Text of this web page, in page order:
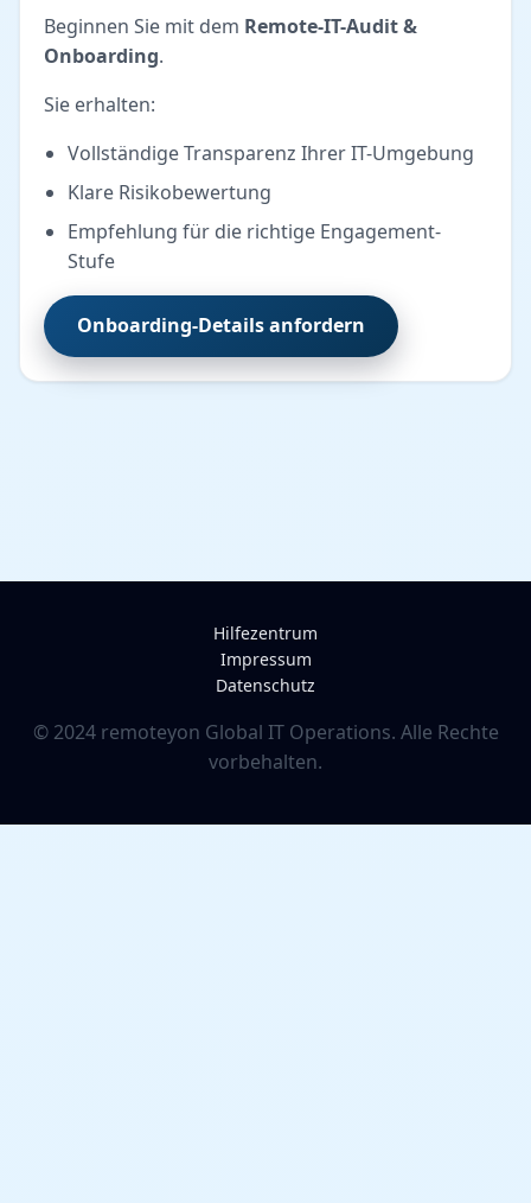
Beginnen Sie mit dem Remote-IT-Audit &
Onboarding.
Sie erhalten:
Vollständige Transparenz Ihrer IT-Umgebung
Klare Risikobewertung
Empfehlung für die richtige Engagement-
Stufe
Onboarding-Details anfordern
Hilfezentrum
Impressum
Datenschutz
© 2024 remoteyon Global IT Operations. Alle Rechte
vorbehalten.